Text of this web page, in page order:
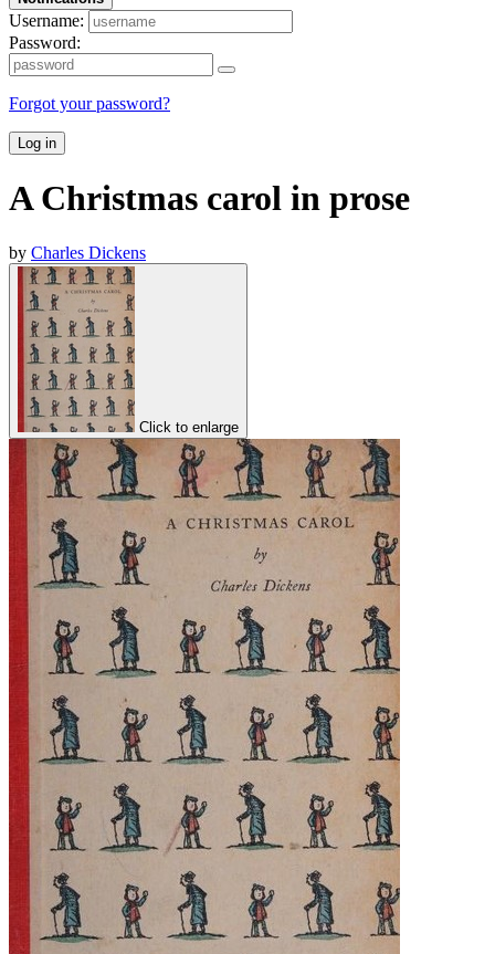
Username:
Password:
Forgot your password?
Log in
A Christmas carol in prose
by Charles Dickens
Click to enlarge